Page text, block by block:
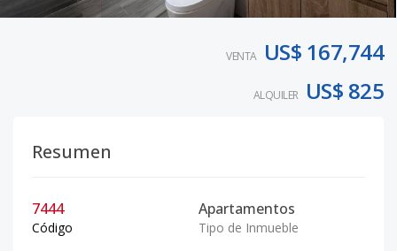
VENTA US$ 167,744
ALQUILER US$ 825
Resumen
7444
Código
Apartamentos
Tipo de Inmueble